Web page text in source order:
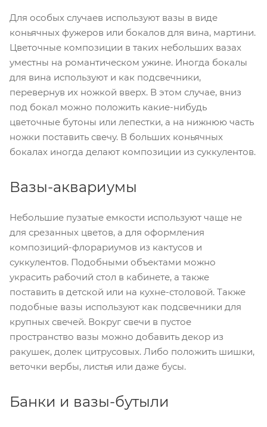
Для особых случаев используют вазы в виде
коньячных фужеров или бокалов для вина, мартини.
Цветочные композиции в таких небольших вазах
уместны на романтическом ужине. Иногда бокалы
для вина используют и как подсвечники,
перевернув их ножкой вверх. В этом случае, вниз
под бокал можно положить какие-нибудь
цветочные бутоны или лепестки, а на нижнюю часть
ножки поставить свечу. В больших коньячных
бокалах иногда делают композиции из суккулентов.
Вазы-аквариумы
Небольшие пузатые емкости используют чаще не
для срезанных цветов, а для оформления
композиций-флорариумов из кактусов и
суккулентов. Подобными объектами можно
украсить рабочий стол в кабинете, а также
поставить в детской или на кухне-столовой. Также
подобные вазы используют как подсвечники для
крупных свечей. Вокруг свечи в пустое
пространство вазы можно добавить декор из
ракушек, долек цитрусовых. Либо положить шишки,
веточки вербы, листья или даже бусы.
Банки и вазы-бутыли